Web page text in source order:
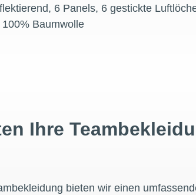
6 Panels, 6 gestickte
Baumwolle
Ihre
bieten wir einen